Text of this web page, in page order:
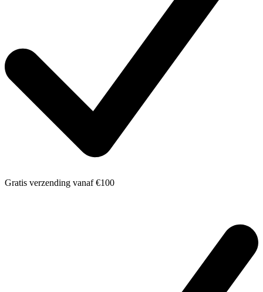
Gratis verzending vanaf €100